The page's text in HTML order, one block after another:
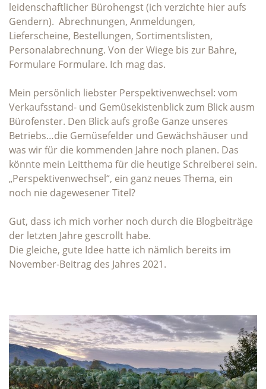
leidenschaftlicher Bürohengst (ich verzichte hier aufs
Gendern). Abrechnungen, Anmeldungen,
Lieferscheine, Bestellungen, Sortimentslisten,
Personalabrechnung. Von der Wiege bis zur Bahre,
Formulare Formulare. Ich mag das.
Mein persönlich liebster Perspektivenwechsel: vom
Verkaufsstand- und Gemüsekistenblick zum Blick ausm
Bürofenster. Den Blick aufs große Ganze unseres
Betriebs…die Gemüsefelder und Gewächshäuser und
was wir für die kommenden Jahre noch planen. Das
könnte mein Leitthema für die heutige Schreiberei sein.
„Perspektivenwechsel“, ein ganz neues Thema, ein
noch nie dagewesener Titel?
Gut, dass ich mich vorher noch durch die Blogbeiträge
der letzten Jahre gescrollt habe.
Die gleiche, gute Idee hatte ich nämlich bereits im
November-Beitrag des Jahres 2021.